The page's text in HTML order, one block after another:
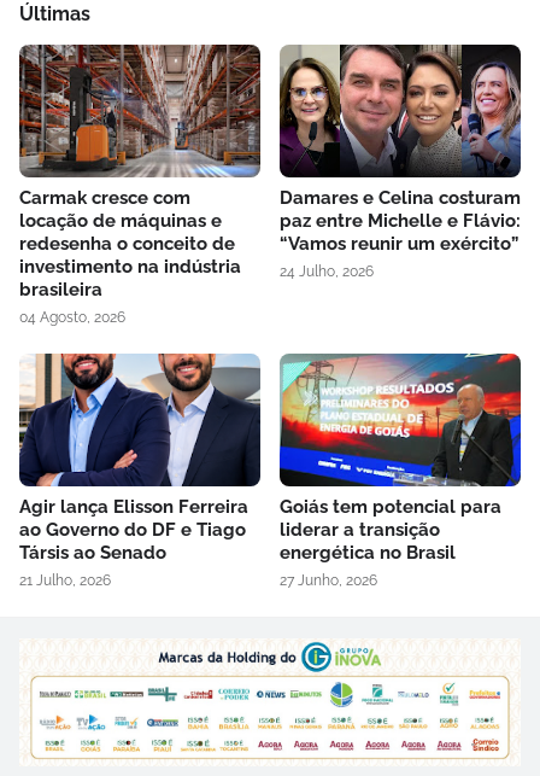
Últimas
Carmak cresce com
locação de máquinas e
redesenha o conceito de
investimento na indústria
brasileira
04 Agosto, 2026
Damares e Celina costuram
paz entre Michelle e Flávio:
“Vamos reunir um exército”
24 Julho, 2026
Agir lança Elisson Ferreira
ao Governo do DF e Tiago
Társis ao Senado
21 Julho, 2026
Goiás tem potencial para
liderar a transição
energética no Brasil
27 Junho, 2026